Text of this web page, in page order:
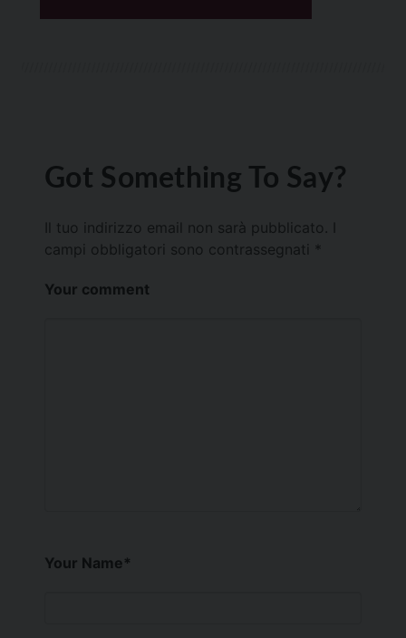
Got Something To Say?
Il tuo indirizzo email non sarà pubblicato.
campi obbligatori sono contrassegnati *
Your comment
Your Name*